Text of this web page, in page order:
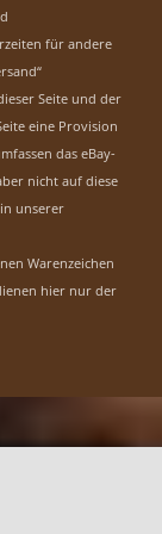
für andere
Seite und der
eine Provision
das eBay-
nicht auf diese
unserer
Warenzeichen
hier nur der